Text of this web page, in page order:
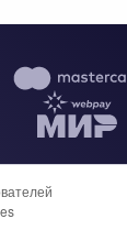
Свидетельство